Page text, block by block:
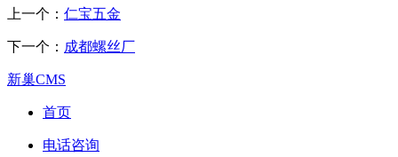
上一个： 仁宝五金
下一个： 成都螺丝厂
新巢CMS
首页
电话咨询